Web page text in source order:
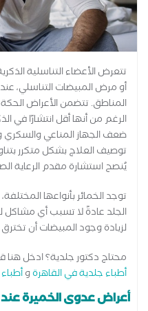
تتعرض الأعضاء التناسلية
أو مرض المبيضات التناسلي،
المناطق. تتضمن الأعراض الحكة
الرغم من أنها أقل انتشارًا في
ضعف الجهاز المناعي والسكري
توصيف العلاج بشكل متكرر
يُنصح استشارة مقدم الرعاية
توجد الخمائر بأنواعها
الجلد عادةً لا تسبب أي مشاكل
لزيادة وجود المبيضات أن تخترق
محتاج دكتور جلدية؟ ادخل هنا
أطباء جلدية في القاهرةو
أعراض عدوى الخميرة عند